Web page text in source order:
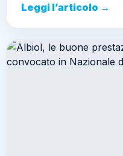
Leggi l’articolo →